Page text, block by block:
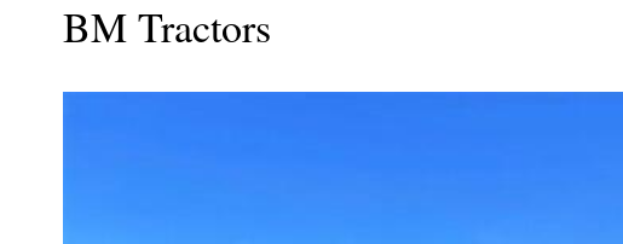
ΒΜ Tractors